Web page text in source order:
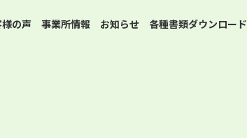
の声 事業所情報 お知らせ 各種書類ダウンロード